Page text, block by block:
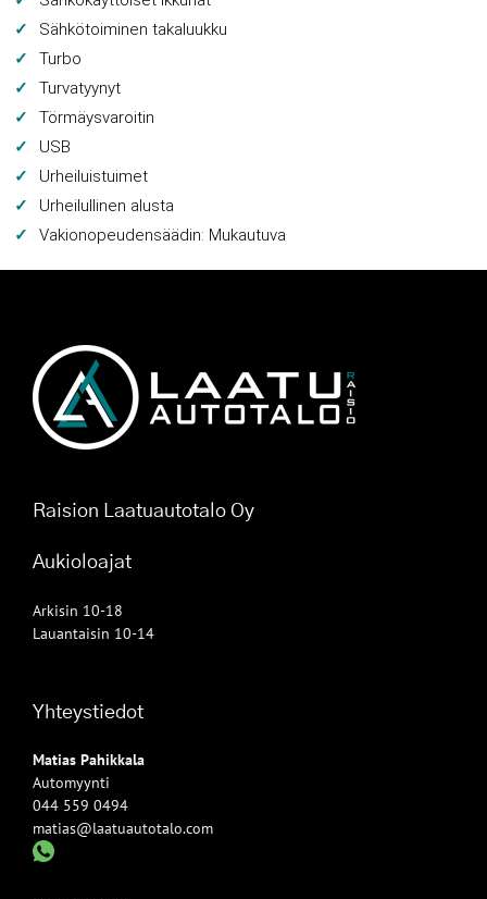
Sähkötoiminen takaluukku
Turbo
Turvatyynyt
Törmäysvaroitin
USB
Urheiluistuimet
Urheilullinen alusta
Vakionopeudensäädin: Mukautuva
Raision Laatuautotalo Oy
Aukioloajat
Arkisin 10-18
Lauantaisin 10-14
Yhteystiedot
Matias Pahikkala
Automyynti
044 559 0494
matias@laatuautotalo.com